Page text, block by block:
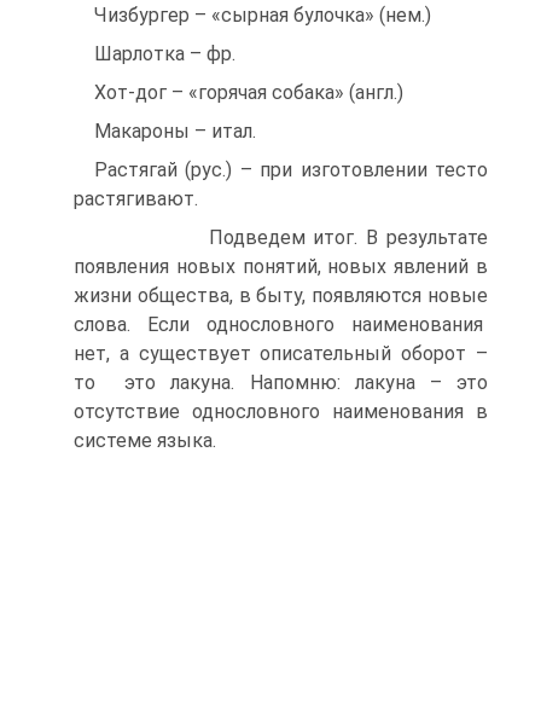
Чизбургер – «сырная булочка» (нем.)
Шарлотка – фр.
Хот-дог – «горячая собака» (англ.)
Макароны – итал.
Растягай (рус.) – при изготовлении тесто
растягивают.
Подведем итог. В результате
появления новых понятий, новых явлений в
жизни общества, в быту, появляются новые
слова. Если однословного наименования
нет, а существует описательный оборот –
то это лакуна. Напомню: лакуна – это
отсутствие однословного наименования в
системе языка.